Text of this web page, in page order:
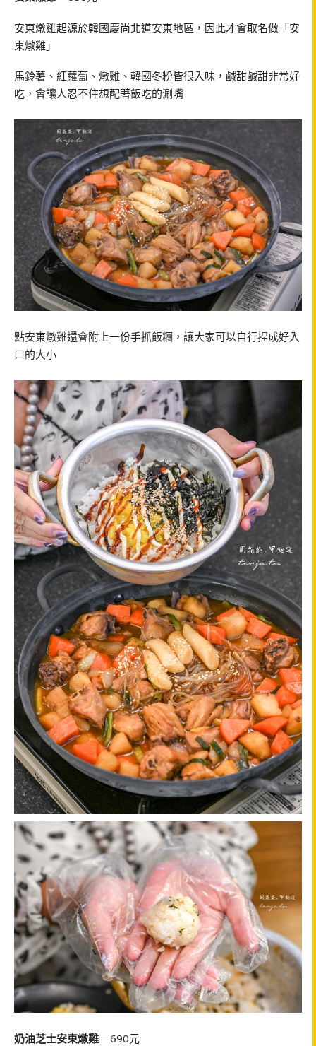
安東燉雞起源於韓國慶尚北道安東地區，因此才會取名做「安
東燉雞」
馬鈴薯、紅蘿蔔、燉雞、韓國冬粉皆很入味，鹹甜鹹甜非常好
吃，會讓人忍不住想配著飯吃的涮嘴
點安東燉雞還會附上一份手抓飯糰，讓大家可以自行捏成好入
口的大小
奶油芝士安東燉雞—690元